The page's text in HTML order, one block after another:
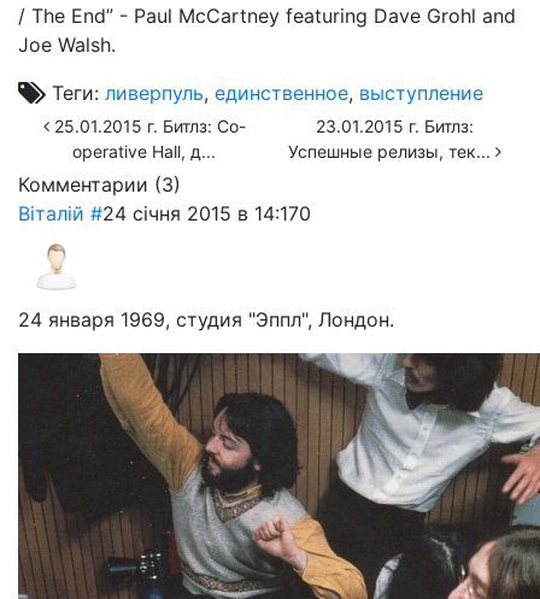
/ The End” - Paul McCartney featuring Dave Grohl and
Joe Walsh.
Теги: ливерпуль, единственное, выступление
25.01.2015 г. Битлз: Co-
operative Hall, д...
23.01.2015 г. Битлз:
Успешные релизы, тек...
Комментарии (3)
Віталій #24 січня 2015 в 14:170
24 января 1969, студия "Эппл", Лондон.